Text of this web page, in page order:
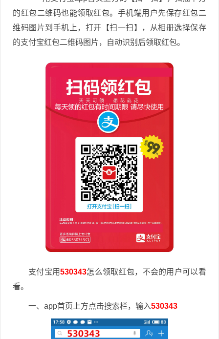
的红包二维码也能领取红包。手机端用户先保存红包二
维码图片到手机上，打开【扫一扫】，从相册选择保存
的支付宝红包二维码图片，自动识别后领取红包。
支付宝用530343怎么领取红包，不会的用户可以看
看。
一、app首页上方点击搜索栏，输入530343